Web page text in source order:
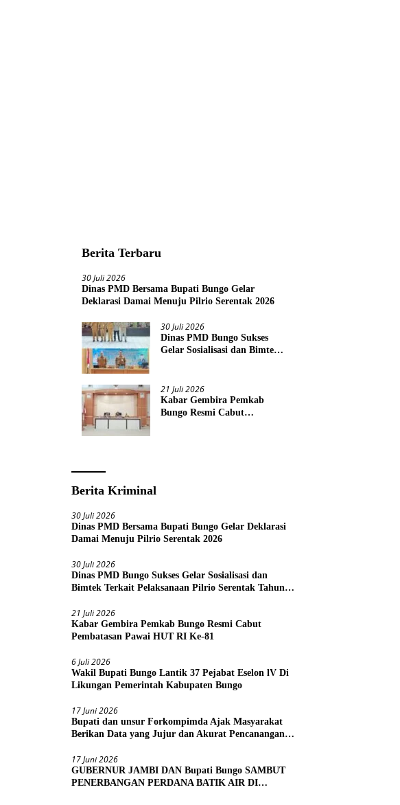
Berita Terbaru
30 Juli 2026
Dinas PMD Bersama Bupati Bungo Gelar
Deklarasi Damai Menuju Pilrio Serentak 2026
30 Juli 2026
Dinas PMD Bungo Sukses
Gelar Sosialisasi dan Bimtek
21 Juli 2026
Kabar Gembira Pemkab
Bungo Resmi Cabut
Berita Kriminal
30 Juli 2026
Dinas PMD Bersama Bupati Bungo Gelar Deklarasi
Damai Menuju Pilrio Serentak 2026
30 Juli 2026
Dinas PMD Bungo Sukses Gelar Sosialisasi dan
Bimtek Terkait Pelaksanaan Pilrio Serentak Tahun
21 Juli 2026
Kabar Gembira Pemkab Bungo Resmi Cabut
Pembatasan Pawai HUT RI Ke-81
6 Juli 2026
Wakil Bupati Bungo Lantik 37 Pejabat Eselon lV Di
Likungan Pemerintah Kabupaten Bungo
17 Juni 2026
Bupati dan unsur Forkompimda Ajak Masyarakat
Berikan Data yang Jujur dan Akurat Pencanangan
17 Juni 2026
GUBERNUR JAMBI DAN Bupati Bungo SAMBUT
PENERBANGAN PERDANA BATIK AIR DI